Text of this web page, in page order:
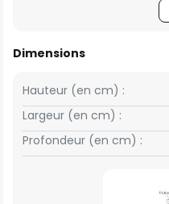
Dimensions
Largeur (en cm) :
Hauteur (en cm) :
Profondeur (en cm) :